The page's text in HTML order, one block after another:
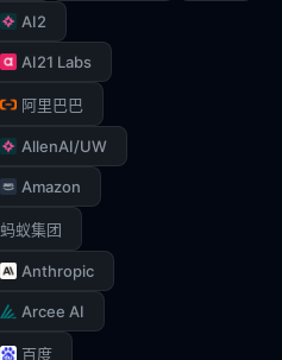
AI2
AI21 Labs
阿里巴巴
AllenAI/UW
Amazon
蚂蚁集团
Anthropic
Arcee AI
百度